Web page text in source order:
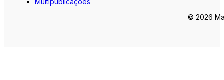
Multipublicações
© 2026